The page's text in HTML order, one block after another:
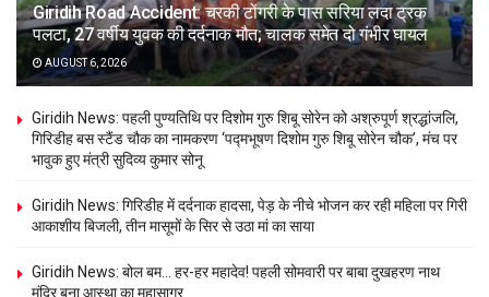
Giridih Road Accident: चरकी टोंगरी के पास सरिया लदा ट्रक
पलटा, 27 वर्षीय युवक की दर्दनाक मौत; चालक समेत दो गंभीर घायल
AUGUST 6, 2026
Giridih News: पहली पुण्यतिथि पर दिशोम गुरु शिबू सोरेन को अश्रुपूर्ण श्रद्धांजलि,
गिरिडीह बस स्टैंड चौक का नामकरण ‘पद्मभूषण दिशोम गुरु शिबू सोरेन चौक’, मंच पर
भावुक हुए मंत्री सुदिव्य कुमार सोनू
Giridih News: गिरिडीह में दर्दनाक हादसा, पेड़ के नीचे भोजन कर रही महिला पर गिरी
आकाशीय बिजली, तीन मासूमों के सिर से उठा मां का साया
Giridih News: बोल बम… हर-हर महादेव! पहली सोमवारी पर बाबा दुखहरण नाथ
मंदिर बना आस्था का महासागर